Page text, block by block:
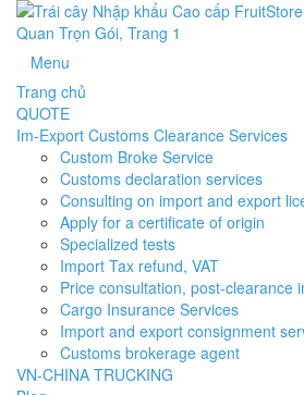
Menu
Trang chủ
QUOTE
Im-Export Customs Clearance Services
Custom Broke Service
Customs declaration services
Consulting on import and export
Apply for a certificate of origin
Specialized tests
Import Tax refund, VAT
Price consultation, post-clearance
Cargo Insurance Services
Import and export consignment
Customs brokerage agent
VN-CHINA TRUCKING